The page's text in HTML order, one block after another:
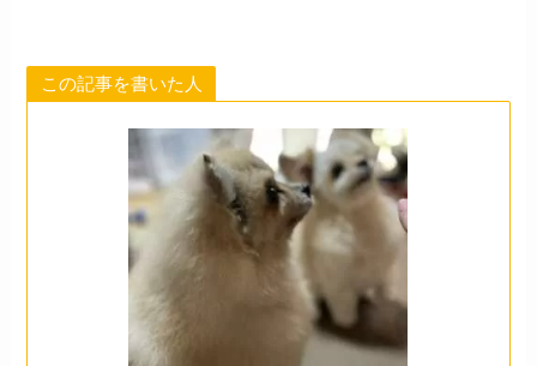
この記事を書いた人